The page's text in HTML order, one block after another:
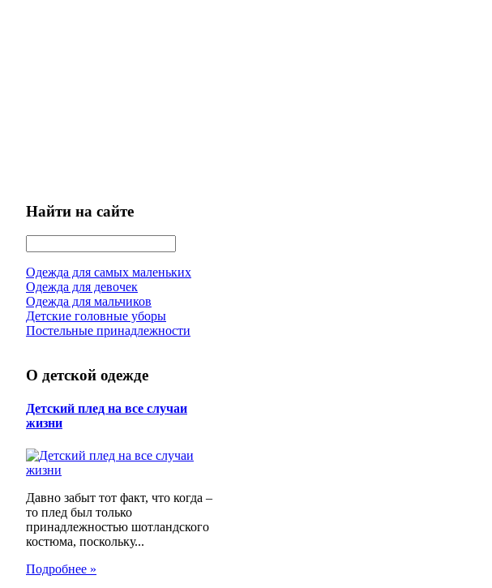
Найти на сайте
Одежда для самых маленьких
Одежда для девочек
Одежда для мальчиков
Детские головные уборы
Постельные принадлежности
О детской одежде
Детский плед на все случаи
жизни
Давно забыт тот факт, что когда –
то плед был только
принадлежностью шотландского
костюма, поскольку...
Подробнее »